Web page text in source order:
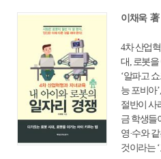
어떤 일을
부해야 하
명해 준다.
어지는
게 준비해
다.
이채욱 著
4차 산업
대, 로봇을
‘알파고
능 포비아
절반이 사
금 학생들
영·수와
것이라는